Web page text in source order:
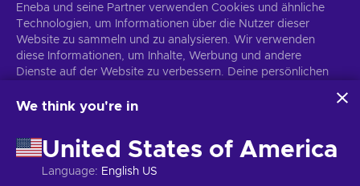
Abonnieren
Du kannst dich jederzeit wieder abmelden. Weitere Informationen in
Eneba und seine Partner verwenden Cookies und ähnliche
Technologien, um Informationen über die Nutzer dieser
Website zu sammeln und zu analysieren. Wir verwenden
diese Informationen, um Inhalte, Werbung und andere
Dienste auf der Website zu verbessern. Deine persönlichen
verwendet werden.
Verwendung dieser Technologien durch Eneba und seine
Partner zu. Du kannst deine Zustimmung anpassen, indem du
auf „Anpassen“ klickst.
We think you're in
United States of America
Language: English US